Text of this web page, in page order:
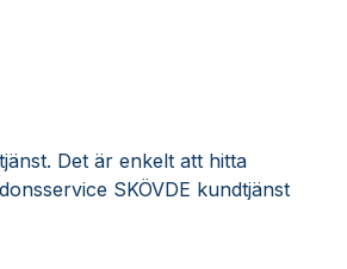
Det är enkelt att hitta
SKÖVDE kundtjänst